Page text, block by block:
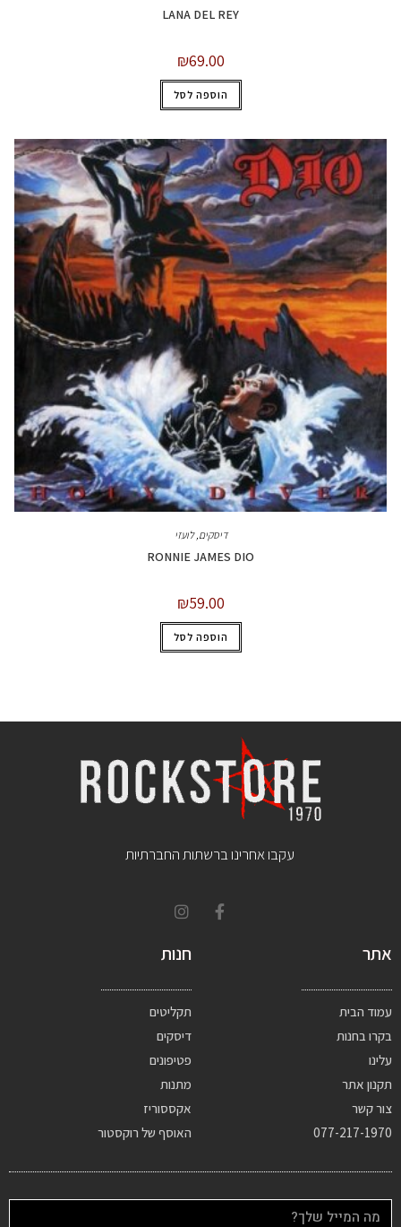
LANA DEL REY
₪69.00
הוספה לסל
דיסקים ,לועזי
RONNIE JAMES DIO
₪59.00
הוספה לסל
עקבו אחרינו ברשתות החברתיות
אתר
עמוד הבית
בקרו בחנות
עלינו
תקנון אתר
צור קשר
077-217-1970
חנות
תקליטים
דיסקים
פטיפונים
מתנות
אקססוריז
האוסף של רוקסטור